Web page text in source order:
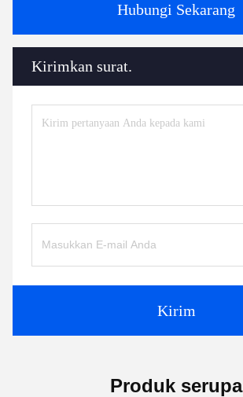
Hubungi Sekarang
Kirimkan surat.
Kirim
Produk serupa